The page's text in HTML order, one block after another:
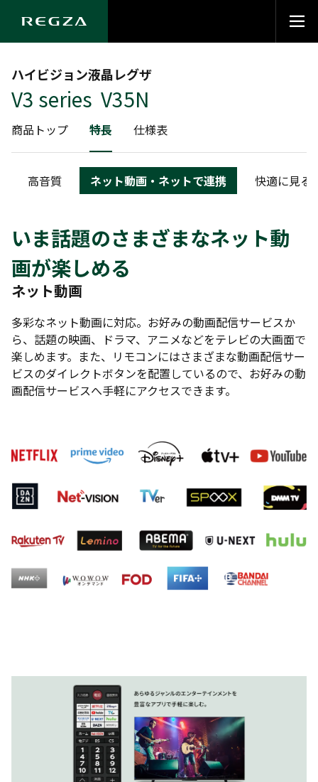
ハイビジョン液晶レグザ
V3 series V35N
商品トップ 特長 仕様表
高音質 ネット動画・ネットで連携 快適に見る
いま話題のさまざまなネット動
画が楽しめる
ネット動画
多彩なネット動画に対応。お好みの動画配信サービスか
ら、話題の映画、ドラマ、アニメなどをテレビの大画面で
楽しめます。また、リモコンにはさまざまな動画配信サー
ビスのダイレクトボタンを配置しているので、お好みの動
画配信サービスへ手軽にアクセスできます。